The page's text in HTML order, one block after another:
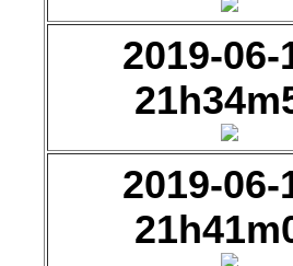
2019-06-
2019-06-